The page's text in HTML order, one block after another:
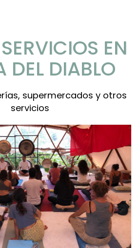
EN
DEL DIABLO
supermercados y otros
servicios